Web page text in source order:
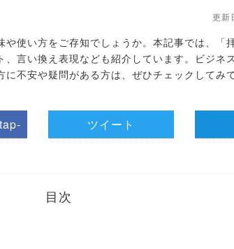
更新
や使い方をご存知でしょうか。本記事では、「
、言い換え表現なども紹介しています。ビジネ
不安や疑問がある方は、ぜひチェックしてみ
ツイート
目次